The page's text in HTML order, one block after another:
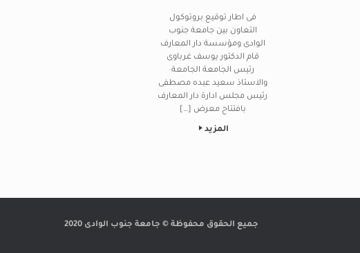
فى اطار توقيع بروتوكول
التعاون بين جامعة جنوب
الوادى ومؤسسة دار المعارف
قام الدكتور يوسف غرباوى
رئيس الجامعة الجامعة
والاستاذ سعيد عبده مصطفى
رئيس مجلس ادارة دار المعارف
بافتتاح معرض […]
المزيد
جميع الحقوق محفوظة © جامعة جنوب الوادى 2020